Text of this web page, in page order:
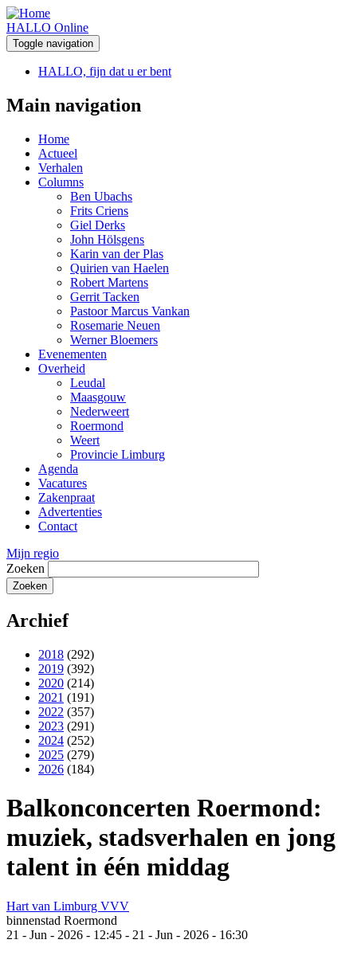
HALLO Online
Toggle navigation
HALLO, fijn dat u er bent
Main navigation
Home
Actueel
Verhalen
Columns
Ben Ubachs
Frits Criens
Giel Derks
John Hölsgens
Karin van der Plas
Quirien van Haelen
Robert Martens
Gerrit Tacken
Pastoor Marcus Vankan
Rosemarie Neuen
Werner Bloemers
Evenementen
Overheid
Leudal
Maasgouw
Nederweert
Roermond
Weert
Provincie Limburg
Agenda
Vacatures
Zakenpraat
Advertenties
Contact
Mijn regio
Zoeken
Archief
2018 (292)
2019 (392)
2020 (214)
2021 (191)
2022 (357)
2023 (291)
2024 (252)
2025 (279)
2026 (184)
Balkonconcerten Roermond:
muziek, stadsverhalen en jong
talent in één middag
Hart van Limburg VVV
binnenstad Roermond
21 - Jun - 2026 - 12:45 - 21 - Jun - 2026 - 16:30